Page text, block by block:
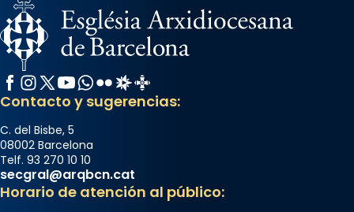
Facebook
Instagram
X / Twitter
YouTube
WhatsApp
FlickrRadio Estel
Catalunya Cristiana
Contacto y sugerencias:
C. del Bisbe, 5
08002 Barcelona
Telf. 93 270 10 10
secgral@arqbcn.cat
Horario de atención al público: